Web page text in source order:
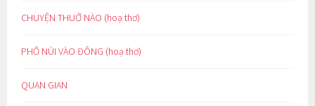
CHUYỆN THUỞ NÀO (hoạ thơ)
PHỐ NÚI VÀO ĐÔNG (hoạ thơ)
QUAN GIAN